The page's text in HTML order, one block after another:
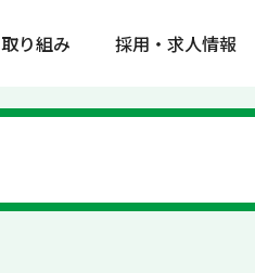
取り組み 採用・求人情報